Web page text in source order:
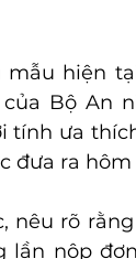
hiện
Bộ An
tính ưa
đưa ra hôm
nêu rõ
nộp